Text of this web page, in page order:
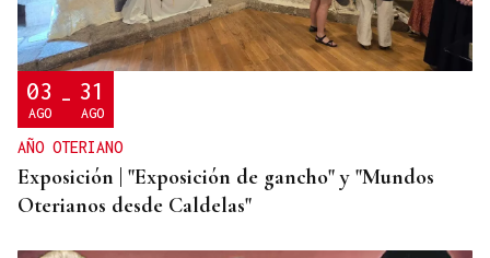
03
AGO - 31
AGO
AÑO OTERIANO
Exposición | "Exposición de gancho" y "Mundos
Oterianos desde Caldelas"